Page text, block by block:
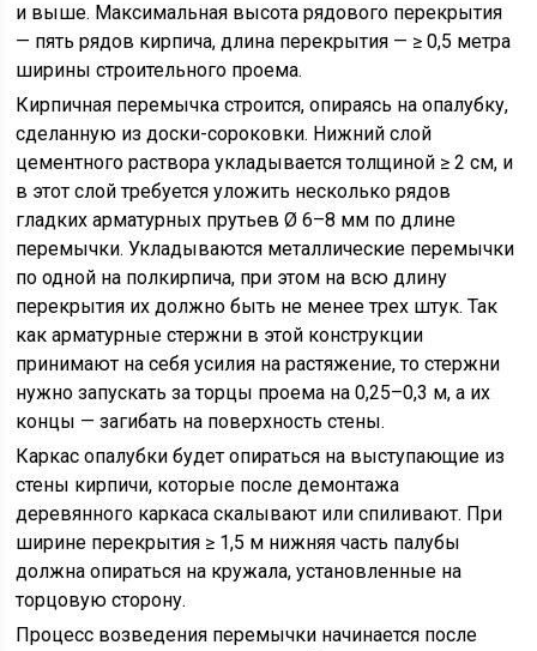
и выше. Максимальная высота рядового перекрытия
— пять рядов кирпича, длина перекрытия — ≥ 0,5 метра
ширины строительного проема.
Кирпичная перемычка строится, опираясь на опалубку,
сделанную из доски-сороковки. Нижний слой
цементного раствора укладывается толщиной ≥ 2 см, и
в этот слой требуется уложить несколько рядов
гладких арматурных прутьев Ø 6–8 мм по длине
перемычки. Укладываются металлические перемычки
по одной на полкирпича, при этом на всю длину
перекрытия их должно быть не менее трех штук. Так
как арматурные стержни в этой конструкции
принимают на себя усилия на растяжение, то стержни
нужно запускать за торцы проема на 0,25–0,3 м, а их
концы — загибать на поверхность стены.
Каркас опалубки будет опираться на выступающие из
стены кирпичи, которые после демонтажа
деревянного каркаса скалывают или спиливают. При
ширине перекрытия ≥ 1,5 м нижняя часть палубы
должна опираться на кружала, установленные на
торцовую сторону.
Процесс возведения перемычки начинается после